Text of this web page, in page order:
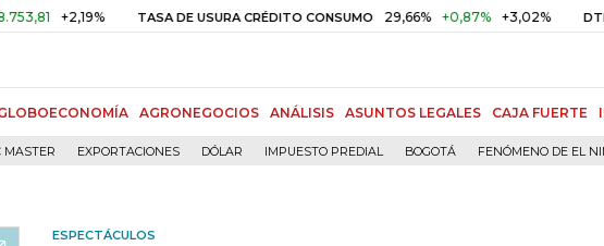
+2,19% TASA DE USURA CRÉDITO CONSUMO 29,66% +0,87% +3,02% DTF
AGRONEGOCIOS ANÁLISIS ASUNTOS LEGALES CAJA FUERTE
MASTER EXPORTACIONES DÓLAR IMPUESTO PREDIAL BOGOTÁ FENÓMENO DE EL
ESPECTÁCULOS